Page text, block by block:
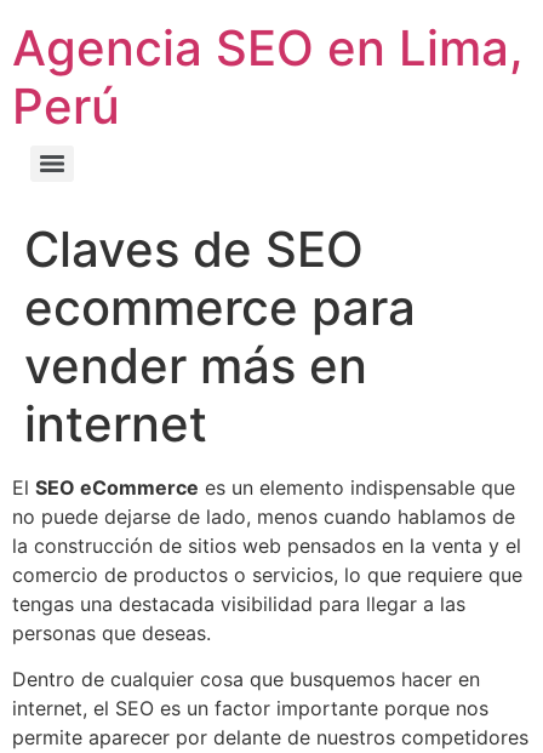
Agencia SEO en Lima,
Perú
Claves de SEO
ecommerce para
vender más en
internet
El SEO eCommerce es un elemento indispensable que
no puede dejarse de lado, menos cuando hablamos de
la construcción de sitios web pensados en la venta y el
comercio de productos o servicios, lo que requiere que
tengas una destacada visibilidad para llegar a las
personas que deseas.
Dentro de cualquier cosa que busquemos hacer en
internet, el SEO es un factor importante porque nos
permite aparecer por delante de nuestros competidores